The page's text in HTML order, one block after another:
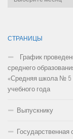
СТРАНИЦЫ
График
среднего
«Средняя школа № 5
учебного года
Выпускнику